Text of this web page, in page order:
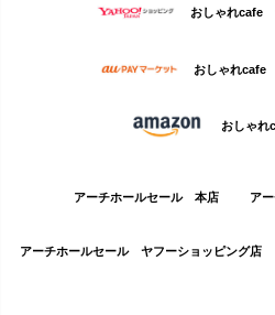
おしゃれcafe
おしゃれcafe
おしゃ
アーチホールセール 本店 ア
アーチホールセール ヤフーショッピング店